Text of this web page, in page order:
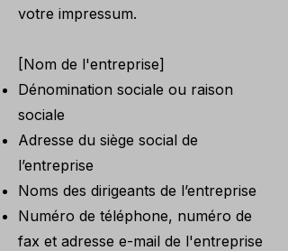
votre impressum.
[Nom de l'entreprise]
Dénomination sociale ou raison
sociale
Adresse du siège social de
l’entreprise
Noms des dirigeants de l’entreprise
Numéro de téléphone, numéro de
fax et adresse e-mail de l'entreprise